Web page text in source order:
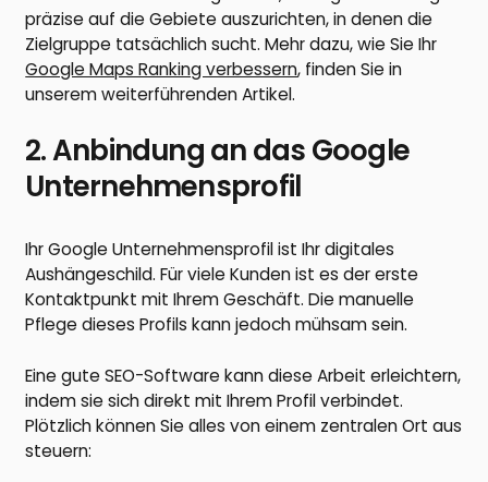
präzise auf die Gebiete auszurichten, in denen die
Zielgruppe tatsächlich sucht. Mehr dazu, wie Sie Ihr
Google Maps Ranking verbessern, finden Sie in
unserem weiterführenden Artikel.
2. Anbindung an das Google
Unternehmensprofil
Ihr Google Unternehmensprofil ist Ihr digitales
Aushängeschild. Für viele Kunden ist es der erste
Kontaktpunkt mit Ihrem Geschäft. Die manuelle
Pflege dieses Profils kann jedoch mühsam sein.
Eine gute SEO-Software kann diese Arbeit erleichtern,
indem sie sich direkt mit Ihrem Profil verbindet.
Plötzlich können Sie alles von einem zentralen Ort aus
steuern: